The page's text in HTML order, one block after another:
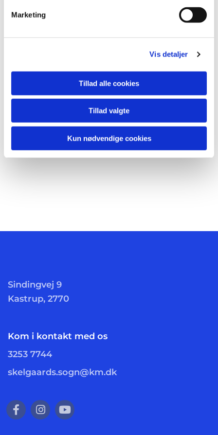
Marketing
Vis detaljer
Tillad alle cookies
Tillad valgte
Kun nødvendige cookies
Sindingvej 9
Kastrup, 2770
Kom i kontakt med os
3253 7744
skelgaards.sogn@km.dk